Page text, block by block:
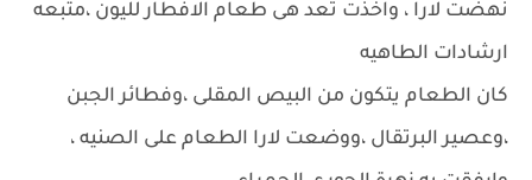
نهضت لارا ، واخذت تعد هى طعام الافطار لليون ،متبعه
ارشادات الطاهيه
كان الطعام يتكون من البيص المقلى ،وفطائر الجبن
،وعصير البرتقال ،ووضعت لارا الطعام على الصنيه ،